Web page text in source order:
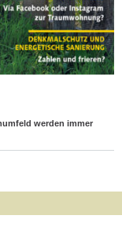
werden immer